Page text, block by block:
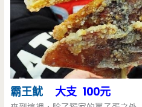
霸王魷 大支 100元